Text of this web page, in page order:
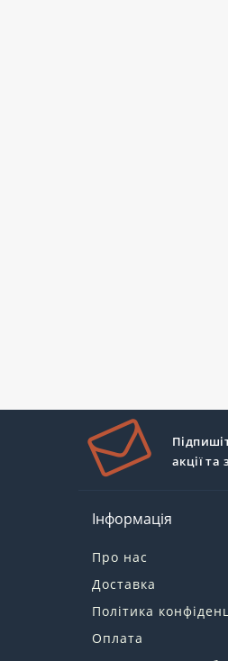
акції
Інформація
Про нас
Доставка
Політика
Оплата